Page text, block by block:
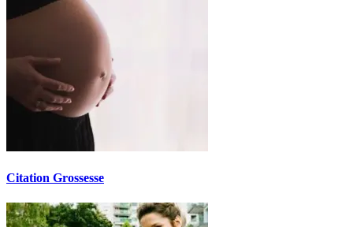
Citation Grossesse